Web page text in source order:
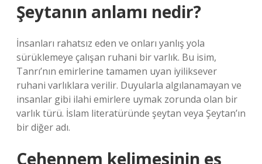
Şeytanın anlamı nedir?
İnsanları rahatsız eden ve onları yanlış yola
sürüklemeye çalışan ruhani bir varlık. Bu isim,
Tanrı’nın emirlerine tamamen uyan iyiliksever
ruhani varlıklara verilir. Duyularla algılanamayan ve
insanlar gibi ilahi emirlere uymak zorunda olan bir
varlık türü. İslam literatüründe şeytan veya Şeytan’ın
bir diğer adı.
Cehennem kelimesinin eş